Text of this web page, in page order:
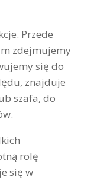
Przede
zdejmujemy
się do
znajduje
szafa, do
rolę
się w